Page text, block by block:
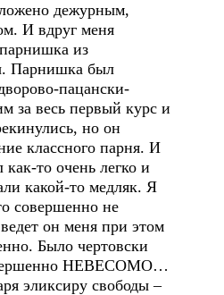
дежурным,
И вдруг меня
из
Парнишка был
пацански-
за весь первый курс и
но он
классного парня. И
то очень легко и
какой-то медляк. Я
совершенно не
он меня при этом
Было чертовски
НЕВЕСОМО…
эликсиру свободы –